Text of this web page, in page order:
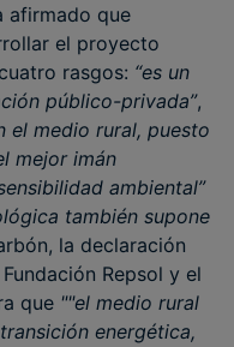
afirmado que
el proyecto
rasgos: “es un
público-privada”,
el medio rural, puesto
mejor imán
ambiental”
también supone
la declaración
Repsol y el
que ""el medio rural
energética,